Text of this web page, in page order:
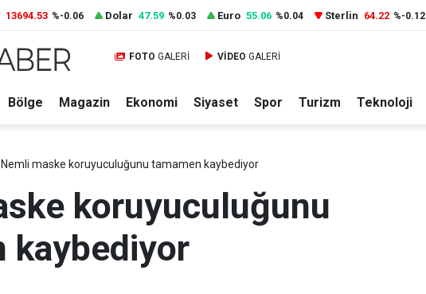
13694.53 %-0.06 Dolar 47.59 %0.03 Euro 55.06 %0.04 Sterlin 64.22 %-0.12
FOTO GALERİ VİDEO GALERİ
Bölge Magazin Ekonomi Siyaset Spor Turizm Teknoloji
Nemli maske koruyuculuğunu tamamen kaybediyor
koruyuculuğunu
kaybediyor